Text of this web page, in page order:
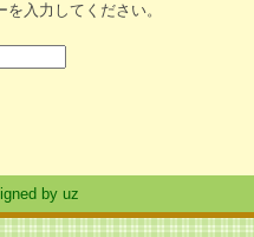
入力してください。
by uz